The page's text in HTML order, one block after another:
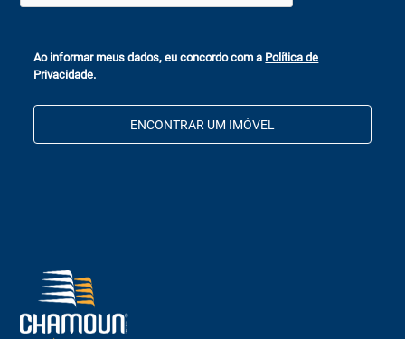
Ao informar meus dados, eu concordo com a Política de
Privacidade.
ENCONTRAR UM IMÓVEL